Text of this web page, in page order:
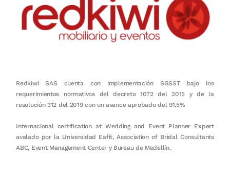
Redkiwi SAS cuenta con implementación SGSST bajo los
requerimientos normativos del decreto 1072 del 2015 y de la
resolución 312 del 2019 con un avance aprobado del 91,5%
Internacional certification at Wedding and Event Planner Expert
avalado por la Universidad Eafit, Association of Bridal Consultants
ABC, Event Management Center y Bureau de Medellín.